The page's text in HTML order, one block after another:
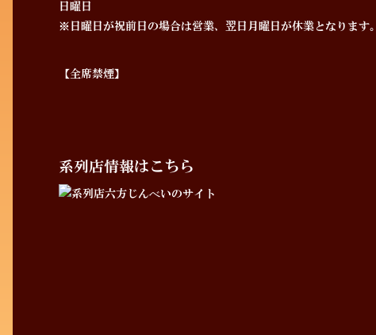
日曜日
※日曜日が祝前日の場合は営業、翌日月曜日が休業となります。
【全席禁煙】
系列店情報はこちら